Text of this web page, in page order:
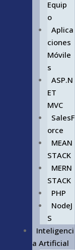
Equip
o
Aplica
ciones
Móvile
s
ASP.N
ET
MVC
SalesF
orce
MEAN
STACK
MERN
STACK
PHP
NodeJ
S
Inteligenci
a Artificial